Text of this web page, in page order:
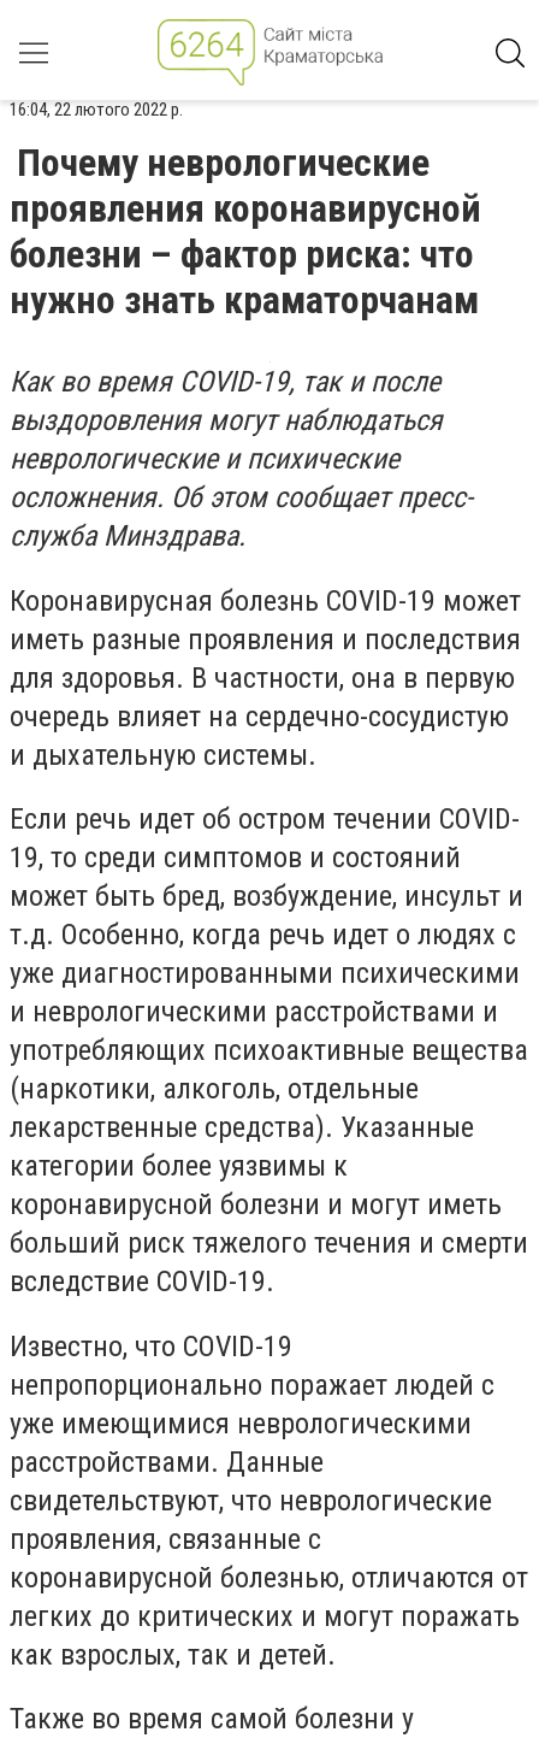
16:04, 22 лютого 2022 р.
Почему неврологические
проявления коронавирусной
болезни – фактор риска: что
нужно знать краматорчанам
Как во время COVID-19, так и после
выздоровления могут наблюдаться
неврологические и психические
осложнения. Об этом сообщает пресс-
служба Минздрава.
Коронавирусная болезнь COVID-19 может
иметь разные проявления и последствия
для здоровья. В частности, она в первую
очередь влияет на сердечно-сосудистую
и дыхательную системы.
Если речь идет об остром течении COVID-
19, то среди симптомов и состояний
может быть бред, возбуждение, инсульт и
т.д. Особенно, когда речь идет о людях с
уже диагностированными психическими
и неврологическими расстройствами и
употребляющих психоактивные вещества
(наркотики, алкоголь, отдельные
лекарственные средства). Указанные
категории более уязвимы к
коронавирусной болезни и могут иметь
больший риск тяжелого течения и смерти
вследствие COVID-19.
Известно, что COVID-19
непропорционально поражает людей с
уже имеющимися неврологическими
расстройствами. Данные
свидетельствуют, что неврологические
проявления, связанные с
коронавирусной болезнью, отличаются от
легких до критических и могут поражать
как взрослых, так и детей.
Также во время самой болезни у